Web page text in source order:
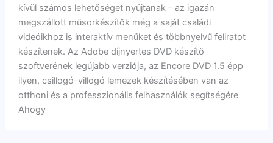
kívül számos lehetőséget nyújtanak – az igazán
megszállott műsorkészítők még a saját családi
videóikhoz is interaktív menüket és többnyelvű feliratot
készítenek. Az Adobe díjnyertes DVD készítő
szoftverének legújabb verziója, az Encore DVD 1.5 épp
ilyen, csillogó-villogó lemezek készítésében van az
otthoni és a professzionális felhasználók segítségére
Ahogy